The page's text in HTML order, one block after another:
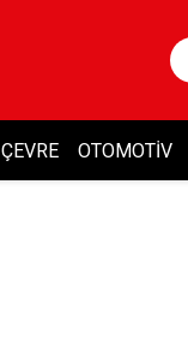
ÇEVRE OTOMOTIV